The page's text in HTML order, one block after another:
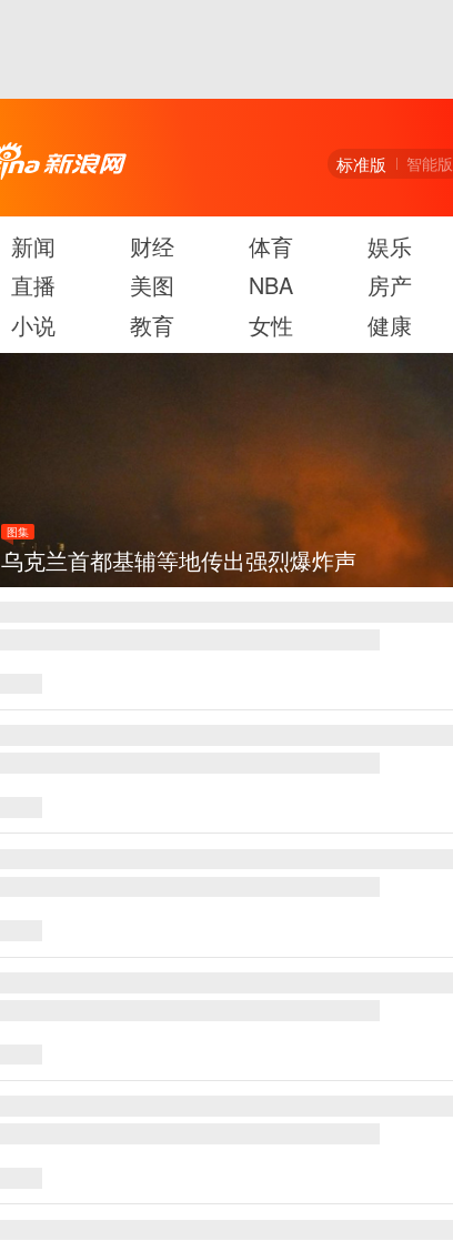
标准版 智能版
新闻 财经 体育 娱乐
直播
美图 NBA 房产
小说
教育 女性 健康
图集
乌克兰首都基辅等地传出强烈爆炸声